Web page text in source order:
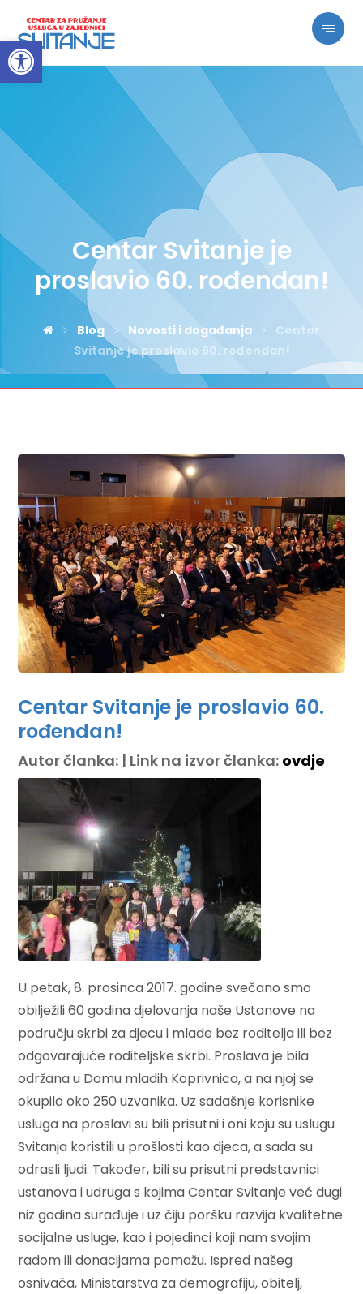
Open toolbar
Centar Svitanje je
proslavio 60. rođendan!
Blog Novosti i događanja
Centar
Svitanje je proslavio 60. rođendan!
Centar Svitanje je proslavio 60.
rođendan!
Autor članka: | Link na izvor članka: ovdje
U petak, 8. prosinca 2017. godine svečano smo
obilježili 60 godina djelovanja naše Ustanove na
području skrbi za djecu i mlade bez roditelja ili bez
odgovarajuće roditeljske skrbi. Proslava je bila
održana u Domu mladih Koprivnica, a na njoj se
okupilo oko 250 uzvanika. Uz sadašnje korisnike
usluga na proslavi su bili prisutni i oni koju su uslugu
Svitanja koristili u prošlosti kao djeca, a sada su
odrasli ljudi. Također, bili su prisutni predstavnici
ustanova i udruga s kojima Centar Svitanje već dugi
niz godina surađuje i uz čiju poršku razvija kvalitetne
socijalne usluge, kao i pojedinci koji nam svojim
radom ili donacijama pomažu. Ispred našeg
osnivača, Ministarstva za demografiju, obitelj,